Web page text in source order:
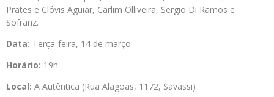
Prates e Clóvis Aguiar, Carlim Olliveira, Sergio Di Ramos e
Sofranz.
Data: Terça-feira, 14 de março
Horário: 19h
Local: A Autêntica (Rua Alagoas, 1172, Savassi)